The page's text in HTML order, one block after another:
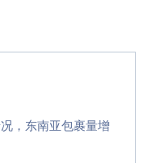
，东南亚包裹量增